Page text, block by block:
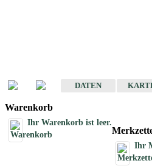
DATEN
Warenkorb
Ihr Warenkorb ist leer.
Ihr